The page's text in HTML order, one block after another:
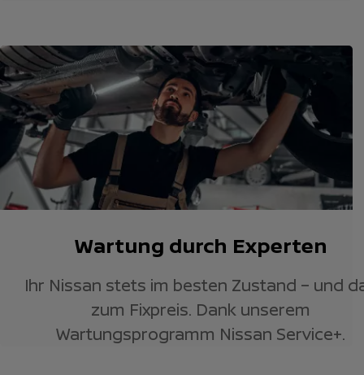
Wartung durch Experten
Ihr Nissan stets im besten Zustand – und
zum Fixpreis. Dank unserem
Wartungsprogramm Nissan Service+.